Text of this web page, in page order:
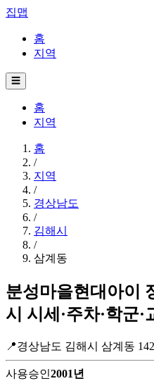
집맵
홈
지역
☰
홈
지역
홈
/
지역
/
경상남도
/
김해시
/
삼계동
분성마을현대아이
시 시세·주차·학군·
📍경상남도 김해시 삼계동
사용승인2001년